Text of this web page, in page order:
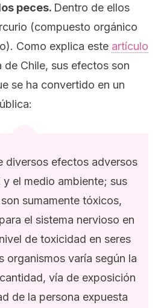
peces. Dentro de ellos
(compuesto orgánico
Como explica este artículo
Chile, sus efectos son
se ha convertido en un
diversos efectos adversos
el medio ambiente; sus
sumamente tóxicos,
el sistema nervioso en
de toxicidad en seres
organismos varía según la
vía de exposición
de la persona expuesta